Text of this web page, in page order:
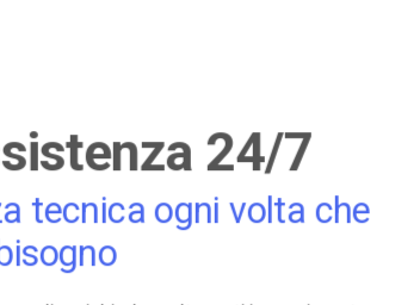
24/7
tecnica ogni volta che